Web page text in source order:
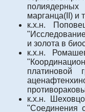
марганца(II) и
к.х.н.
и золота в
к.х.н.
платиновой
к.х.н.
"Соединения